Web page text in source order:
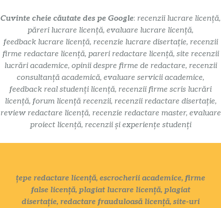
Cuvinte cheie căutate des pe Google: recenzii lucrare licență,
păreri lucrare licență, evaluare lucrare licență,
feedback lucrare licență, recenzie lucrare disertație, recenzii
firme redactare licență, pareri redactare licență, site recenzii
lucrări academice, opinii despre firme de redactare, recenzii
consultanță academică, evaluare servicii academice,
feedback real studenți licență, recenzii firme scris lucrări
licență, forum licență recenzii, recenzii redactare disertație,
review redactare licență, recenzie redactare master, evaluare
proiect licență, recenzii și experiențe studenți
țepe redactare licență, escrocherii academice, firme
false licență, plagiat lucrare licență, plagiat
disertație, redactare frauduloasă licență, site-uri